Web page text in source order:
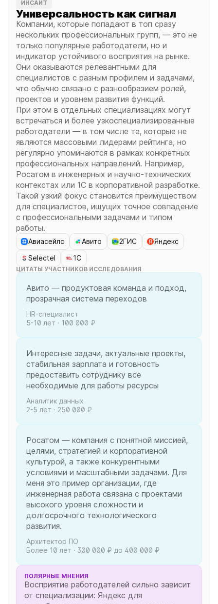
ИНСАЙТ
Универсальность как сигнал
Компании, которые попадают в топ сразу
нескольких профессиональных групп, — это не
только популярные работодатели, но и
индикатор устойчивого восприятия на рынке.
Они оказываются релевантными для
специалистов с разным профилем и задачами,
что обычно связано с разнообразием ролей,
проектов и уровнем развития функций.
При этом в отдельных специализациях могут
встречаться и более узкоспециализированные
работодатели — в том числе те, которые не
являются массовыми лидерами рейтинга, но
регулярно упоминаются в рамках конкретных
профессиональных направлений. Например,
Росатом в инженерных и научно-технических
контекстах или 1С в корпоративной разработке.
Такой узкий фокус становится преимуществом
для специалистов, ищущих точное совпадение
с профессиональными задачами и типом
работы.
Авиасейлс Авито 2ГИС
Яндекс
Selectel
1С
ЦИТАТЫ УЧАСТНИКОВ ИССЛЕДОВАНИЯ
Авито — продуктовая команда и подход,
прозрачная система переходов
HR-специалист
5-10 лет · 100 000 ₽
Интересные задачи, актуальные проекты,
стабильная зарплата и готовность
предоставить сотруднику все
необходимые для работы ресурсы
Аналитик данных
2-5 лет · 250 000 ₽
Росатом — компания с понятной миссией,
целями, стратегией и корпоративной
культурой, а также конкурентными
условиями и масштабными задачами. Для
меня это пример организации, где
инженерная работа связана с проектами
высокого уровня сложности и
долгосрочного технологического
развития.
Архитектор ПО
Более 10 лет · 300 000 ₽ до 400 000 ₽
ПОЛЯРНЫЕ МНЕНИЯ
Восприятие работодателей сильно зависит
от специализации: Яндекс для